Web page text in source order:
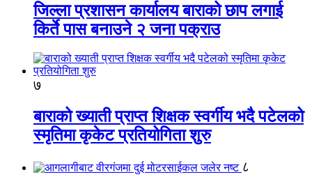
जिल्ला प्रशासन कार्यालय बाराको छाप लगाई
किर्ते पास बनाउने २ जना पक्राउ
७
बाराको ख्याती प्राप्त शिक्षक स्वर्गीय भदै पटेलको
स्मृतिमा कृकेट प्रतियोगिता शुरु
८